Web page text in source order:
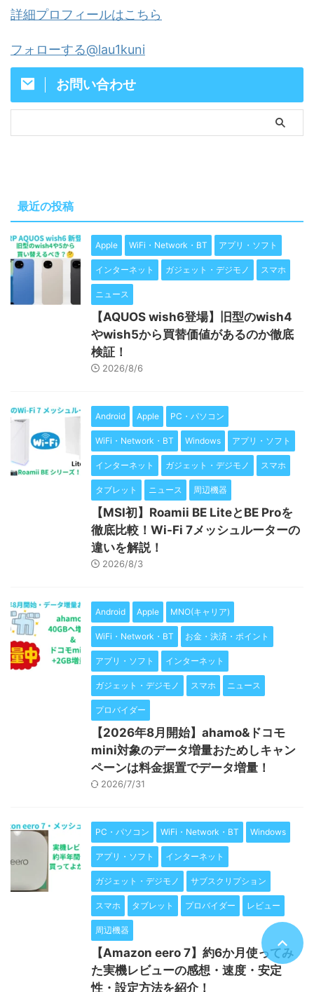
詳細プロフィールはこちら
フォローする@lau1kuni
お問い合わせ
最近の投稿
Apple WiFi・Network・BT アプリ・ソフト
インターネット ガジェット・デジモノ スマホ
ニュース
【AQUOS wish6登場】旧型のwish4
やwish5から買替価値があるのか徹底
検証！
2026/8/6
Android Apple PC・パソコン
WiFi・Network・BT Windows アプリ・ソフト
インターネット ガジェット・デジモノ スマホ
タブレット ニュース 周辺機器
【MSI初】Roamii BE LiteとBE Proを
徹底比較！Wi-Fi 7メッシュルーターの
違いを解説！
2026/8/3
Android Apple MNO(キャリア)
WiFi・Network・BT お金・決済・ポイント
アプリ・ソフト インターネット
ガジェット・デジモノ スマホ ニュース
プロバイダー
【2026年8月開始】ahamo&ドコモ
mini対象のデータ増量おためしキャン
ペーンは料金据置でデータ増量！
2026/7/31
PC・パソコン WiFi・Network・BT Windows
アプリ・ソフト インターネット
ガジェット・デジモノ サブスクリプション
スマホ タブレット プロバイダー レビュー
周辺機器
【Amazon eero 7】約6か月使ってみ
た実機レビューの感想・速度・安定
性・設定方法を紹介！